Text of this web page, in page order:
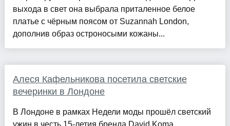
выхода в свет она выбрала приталенное белое
платье с чёрным поясом от Suzannah London,
дополнив образ остроносыми кожаны...
Алеся Кафельникова посетила светские
вечеринки в Лондоне
В Лондоне в рамках Недели моды прошёл светский